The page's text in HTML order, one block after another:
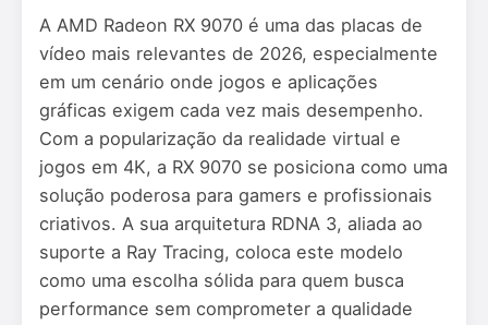
A AMD Radeon RX 9070 é uma das placas de
vídeo mais relevantes de 2026, especialmente
em um cenário onde jogos e aplicações
gráficas exigem cada vez mais desempenho.
Com a popularização da realidade virtual e
jogos em 4K, a RX 9070 se posiciona como uma
solução poderosa para gamers e profissionais
criativos. A sua arquitetura RDNA 3, aliada ao
suporte a Ray Tracing, coloca este modelo
como uma escolha sólida para quem busca
performance sem comprometer a qualidade